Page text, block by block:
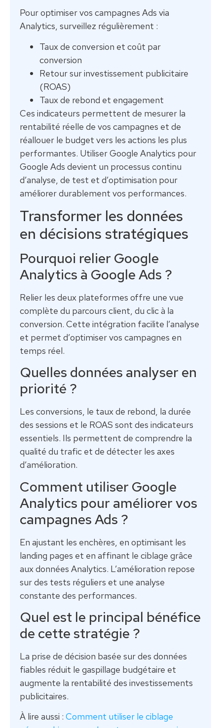
Pour optimiser vos campagnes Ads via
Analytics, surveillez régulièrement :
Taux de conversion et coût par
conversion
Retour sur investissement publicitaire
(ROAS)
Taux de rebond et engagement
Ces indicateurs permettent de mesurer la
rentabilité réelle de vos campagnes et de
réallouer le budget vers les actions les plus
performantes. Utiliser Google Analytics pour
Google Ads devient un processus continu
d’analyse, de test et d’optimisation pour
améliorer durablement vos performances.
Transformer les données
en décisions stratégiques
Pourquoi relier Google
Analytics à Google Ads ?
Relier les deux plateformes offre une vue
complète du parcours client, du clic à la
conversion. Cette intégration facilite l’analyse
et permet d’optimiser vos campagnes en
temps réel.
Quelles données analyser en
priorité ?
Les conversions, le taux de rebond, la durée
des sessions et le ROAS sont des indicateurs
essentiels. Ils permettent de comprendre la
qualité du trafic et de détecter les axes
d’amélioration.
Comment utiliser Google
Analytics pour améliorer vos
campagnes Ads ?
En ajustant les enchères, en optimisant les
landing pages et en affinant le ciblage grâce
aux données Analytics. L’amélioration repose
sur des tests réguliers et une analyse
constante des performances.
Quel est le principal bénéfice
de cette stratégie ?
La prise de décision basée sur des données
fiables réduit le gaspillage budgétaire et
augmente la rentabilité des investissements
publicitaires.
À lire aussi : Comment utiliser le ciblage